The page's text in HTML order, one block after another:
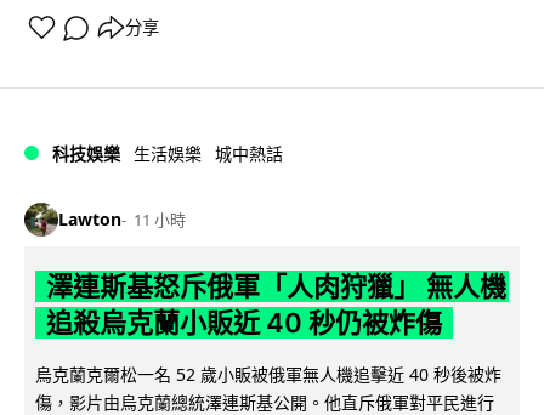
分享
科技娛樂 生活娛樂 城中熱話
Lawton 11 小時
澤連斯基怒斥俄軍「人肉狩獵」 無人機
追殺烏克蘭小販近 40 秒仍被炸傷
烏克蘭克爾松一名 52 歲小販被俄軍無人機追擊近 40 秒後被炸
傷，影片由烏克蘭總統澤連斯基公開。他直斥俄軍對平民進行